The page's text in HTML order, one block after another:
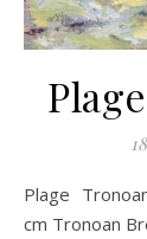
Plage Tronoan Bretagne Olieverf op paneel 20 x 24
cm Tronoan